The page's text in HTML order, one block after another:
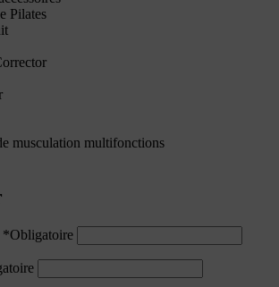
Pilates
musculation multifonctions
*Obligatoire